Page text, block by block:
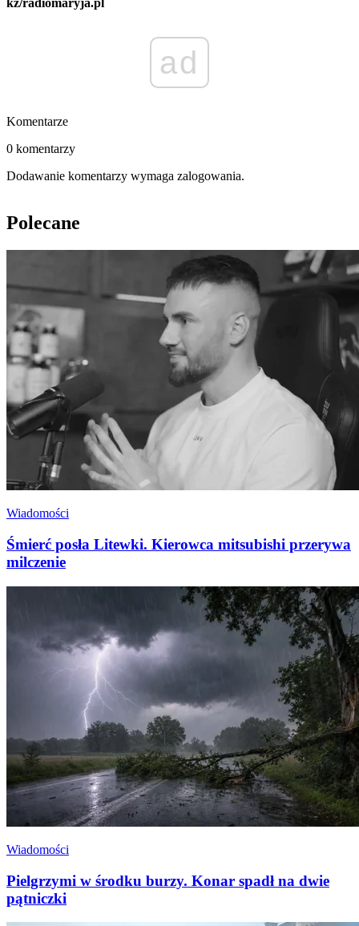
kz/radiomaryja.pl
ad
Komentarze
0 komentarzy
Dodawanie komentarzy wymaga zalogowania.
Polecane
Wiadomości
Śmierć posła Litewki. Kierowca mitsubishi przerywa
milczenie
Wiadomości
Pielgrzymi w środku burzy. Konar spadł na dwie
pątniczki